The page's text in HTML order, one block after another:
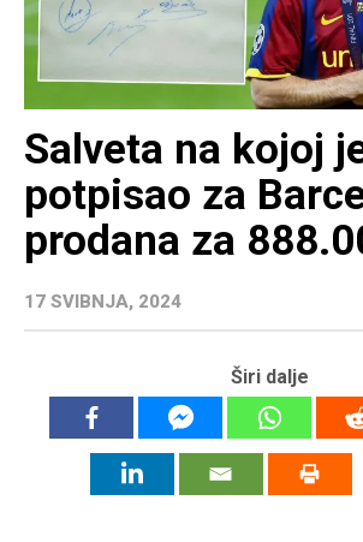
Salveta na kojoj
potpisao za
prodana za
17 SVIBNJA, 2024
Širi dalje